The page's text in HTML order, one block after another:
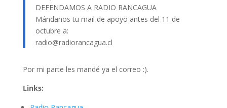
DEFENDAMOS A RADIO RANCAGUA
Mándanos tu mail de apoyo antes del 11 de
octubre a:
radio@radiorancagua.cl
Por mi parte les mandé ya el correo :).
Links: